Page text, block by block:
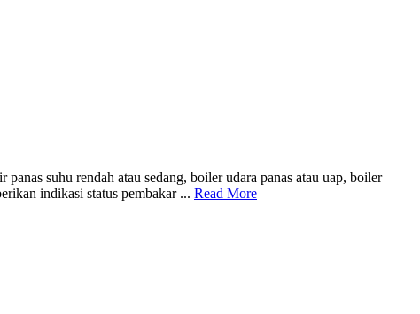
suhu rendah atau sedang, boiler udara panas atau uap, boiler
indikasi status pembakar ... Read More